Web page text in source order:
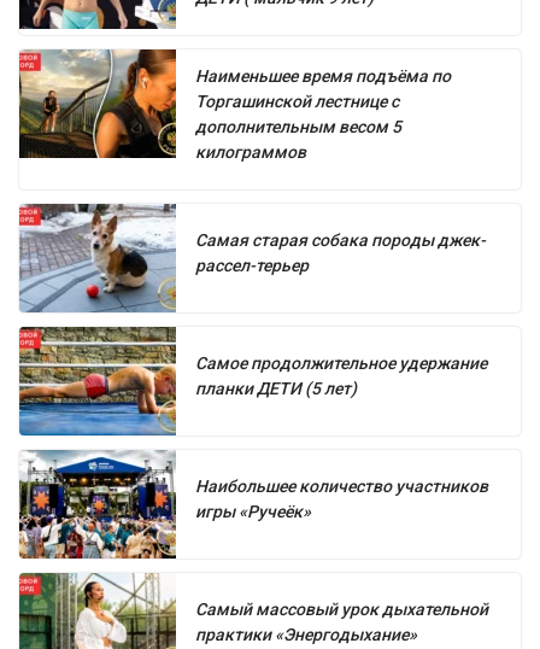
Наименьшее время подъёма по
Торгашинской лестнице с
дополнительным весом 5
килограммов
Самая старая собака породы джек-
рассел-терьер
Самое продолжительное удержание
планки ДЕТИ (5 лет)
Наибольшее количество участников
игры «Ручеёк»
Самый массовый урок дыхательной
практики «Энергодыхание»